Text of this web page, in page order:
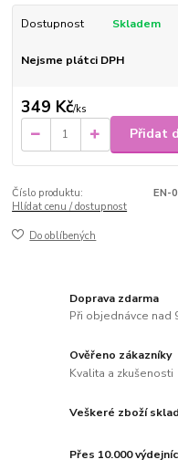
Dostupnost Skladem
Nejsme plátci DPH
349 Kč/ks
Přidat
Číslo produktu:
EN-
Hlídat cenu / dostupnost
Do oblíbených
Doprava zdarma
Při objednávce nad
Ověřeno zákazníky
Kvalita a zkušenosti
Veškeré zboží
Přes 10.000